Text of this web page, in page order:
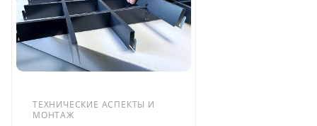
ТЕХНИЧЕСКИЕ АСПЕКТЫ И
МОНТАЖ